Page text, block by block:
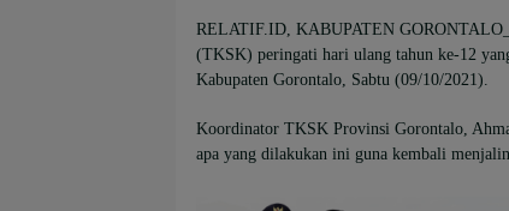
RELATIF.ID, KABUPATEN GORONTALO
(TKSK) peringati hari ulang tahun ke-12
Kabupaten Gorontalo, Sabtu (09/10/2021).
Koordinator TKSK Provinsi Gorontalo,
apa yang dilakukan ini guna kembali